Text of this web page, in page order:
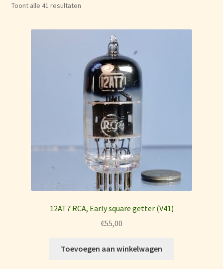
Cart
Checkout
Sylvania Gold Brand tubes
Tesla Tube date codes
Test page
Thank-You Page
Toont alle 41 resultatenGesorteerd
hoog
12AT7 RCA, Early square getter (V41)
€55,00
Toevoegen aan winkelwagen